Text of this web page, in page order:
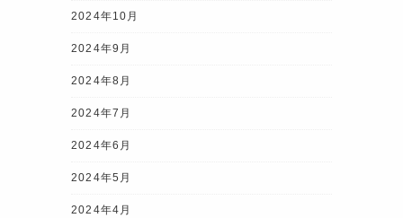
2024年10月
2024年9月
2024年8月
2024年7月
2024年6月
2024年5月
2024年4月